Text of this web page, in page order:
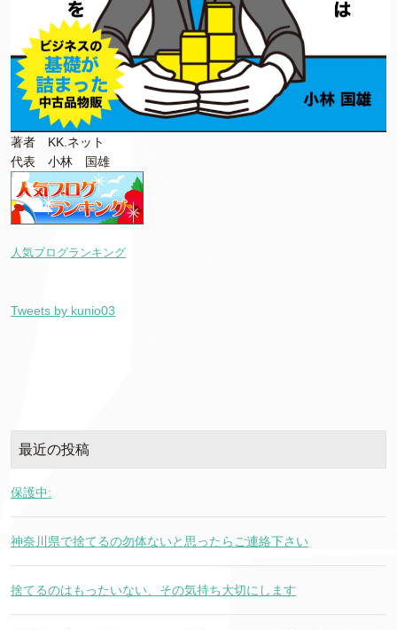
著者 KK.ネット
代表 小林 国雄
人気ブログランキング
Tweets by kunio03
最近の投稿
保護中:
神奈川県で捨てるの勿体ないと思ったらご連絡下さい
捨てるのはもったいない、その気持ち大切にします